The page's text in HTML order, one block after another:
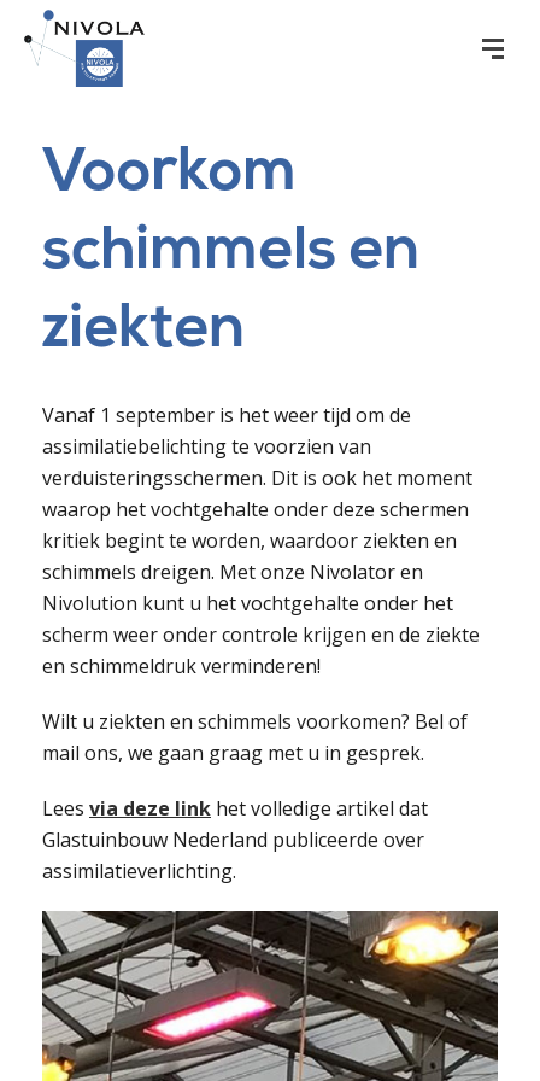
Voorkom
schimmels en
ziekten
Vanaf 1 september is het weer tijd om de
assimilatiebelichting te voorzien van
verduisteringsschermen. Dit is ook het moment
waarop het vochtgehalte onder deze schermen
kritiek begint te worden, waardoor ziekten en
schimmels dreigen. Met onze Nivolator en
Nivolution kunt u het vochtgehalte onder het
scherm weer onder controle krijgen en de ziekte
en schimmeldruk verminderen!
Wilt u ziekten en schimmels voorkomen? Bel of
mail ons, we gaan graag met u in gesprek.
Lees via deze link het volledige artikel dat
Glastuinbouw Nederland publiceerde over
assimilatieverlichting.